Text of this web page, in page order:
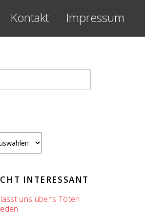
Kontakt Impressum
INTERESSANT
uns über’s Töten